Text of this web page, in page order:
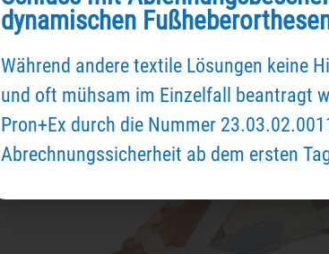
dynamischen
Während andere textile Lösungen keine
und oft mühsam im Einzelfall beantragt
Pron+Ex durch die Nummer
Abrechnungssicherheit ab dem ersten